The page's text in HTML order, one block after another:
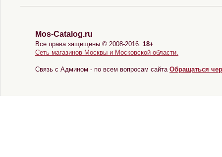
Mos-Catalog.ru
Все права защищены © 2008-2016. 18+
Сеть магазинов Москвы и Московской области.
Связь с Админом - по всем вопросам сайта Обращаться